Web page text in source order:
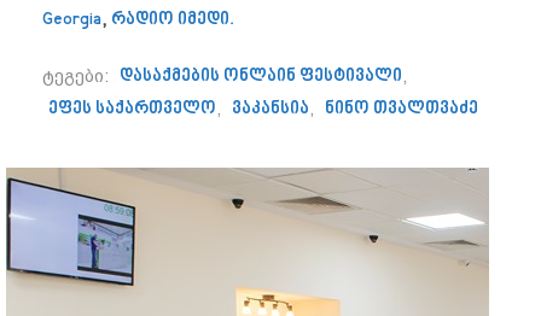
Georgia, რადიო იმედი.
ტეგები: დასაქმების ონლაინ ფესტივალი
ეფეს საქართველო ვაკანსია ნინო თვალთვაძე